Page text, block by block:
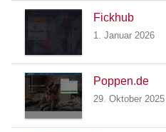
Fickhub
1. Januar 2026
Poppen.de
29. Oktober 2025